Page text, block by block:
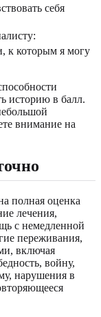
себя
к которым я могу
историю в балл.
внимание на
полная оценка
лечения,
с немедленной
переживания,
включая
войну,
нарушения в